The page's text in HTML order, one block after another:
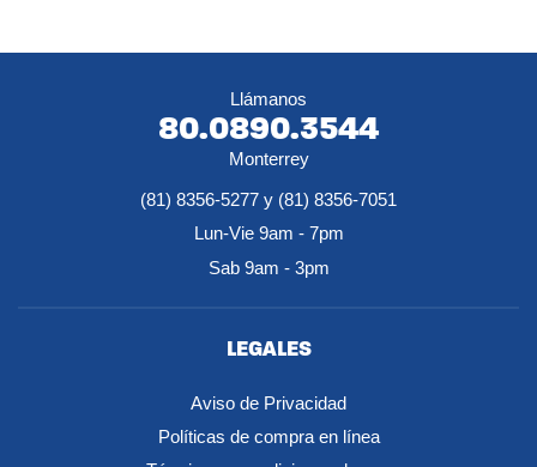
Llámanos
80.0890.3544
Monterrey
(81) 8356-5277 y (81) 8356-7051
Lun-Vie 9am - 7pm
Sab 9am - 3pm
LEGALES
Aviso de Privacidad
Políticas de compra en línea